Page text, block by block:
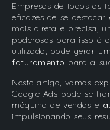
Empresas de todos os
eficazes de se destacar
mais direta e precisa,
poderosas para isso é
utilizado, pode gerar
faturamento para a
Neste artigo, vamos
Google Ads pode se
máquina de vendas e
impulsionando seus